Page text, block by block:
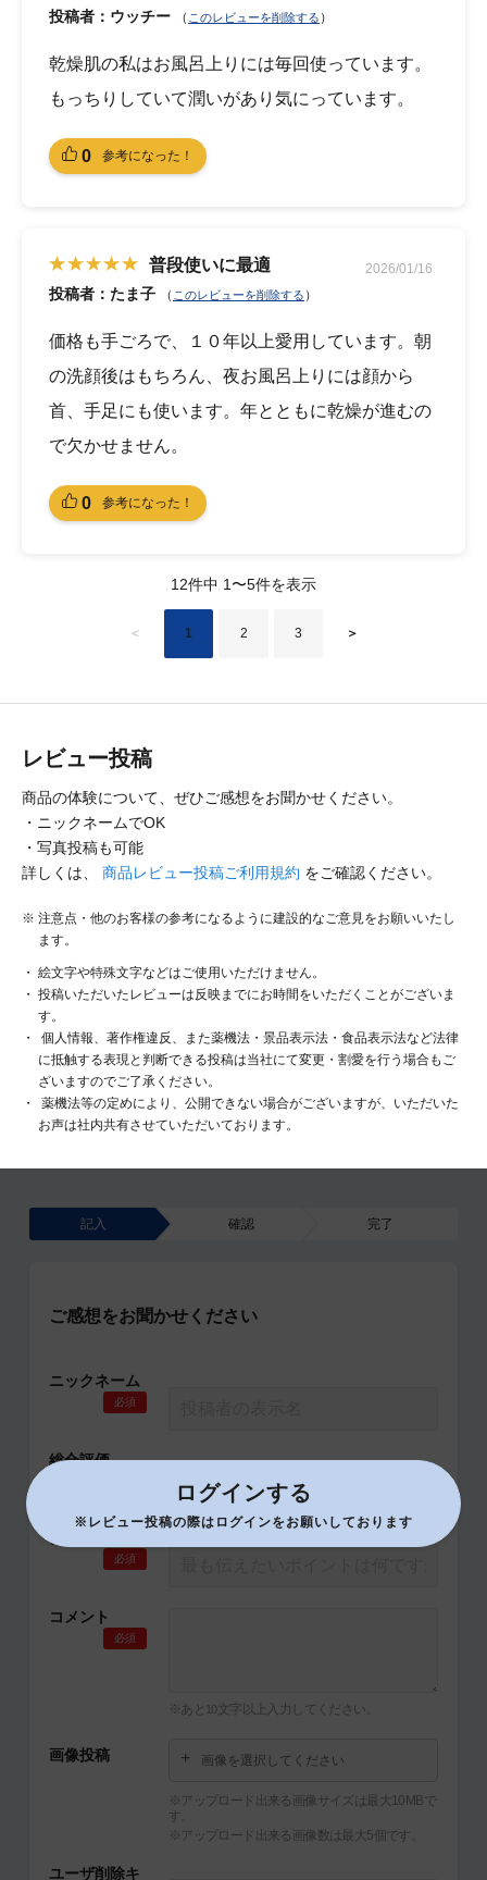
投稿者：ウッチー （ このレビューを削除する ）
乾燥肌の私はお風呂上りには毎回使っています。
もっちりしていて潤いがあり気にっています。
0 参考になった！
普段使いに最適 2026/01/16
投稿者：たま子 （ このレビューを削除する ）
価格も手ごろで、１０年以上愛用しています。朝
の洗顔後はもちろん、夜お風呂上りには顔から
首、手足にも使います。年とともに乾燥が進むの
で欠かせません。
0 参考になった！
12件中 1〜5件を表示
＜ 1 2 3 ＞
レビュー投稿
商品の体験について、ぜひご感想をお聞かせください。
・ニックネームでOK
・写真投稿も可能
詳しくは、 商品レビュー投稿ご利用規約 をご確認ください。
注意点・他のお客様の参考になるように建設的なご意見をお願いいたし
ます。
絵文字や特殊文字などはご使用いただけません。
投稿いただいたレビューは反映までにお時間をいただくことがございま
す。
個人情報、著作権違反、また薬機法・景品表示法・食品表示法など法律
に抵触する表現と判断できる投稿は当社にて変更・割愛を行う場合もご
ざいますのでご了承ください。
薬機法等の定めにより、公開できない場合がございますが、いただいた
お声は社内共有させていただいております。
記入 確認 完了
ご感想をお聞かせください
ニックネーム
必須
総合評価
タイトル
必須
コメント
必須
※あと 10 文字以上入力してください。
画像投稿 画像を選択してください
※アップロード出来る画像サイズは最大10MBで
す。
※アップロード出来る画像数は最大5個です。
ユーザ削除キ
ログインする
※レビュー投稿の際はログインをお願いしております